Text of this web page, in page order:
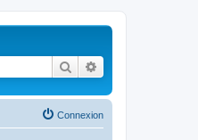
Rechercher
Connexion